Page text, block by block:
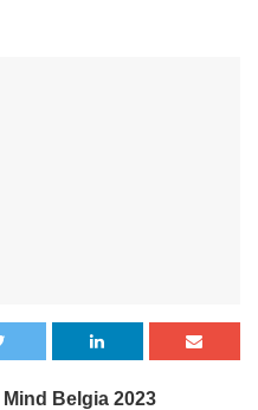
Belgia 2023